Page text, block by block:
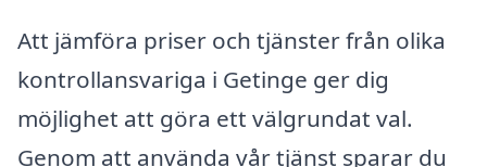
Att jämföra priser och tjänster från olika
kontrollansvariga i Getinge ger dig
möjlighet att göra ett välgrundat val.
Genom att använda vår tjänst sparar du